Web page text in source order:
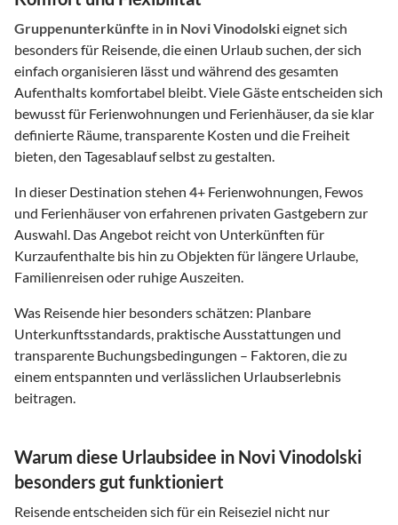
Gruppenunterkünfte in in Novi Vinodolskieignet sich
besonders für Reisende, die einen Urlaub suchen, der sich
einfach organisieren lässt und während des gesamten
Aufenthalts komfortabel bleibt. Viele Gäste entscheiden sich
bewusst für Ferienwohnungen und Ferienhäuser, da sie klar
definierte Räume, transparente Kosten und die Freiheit
bieten, den Tagesablauf selbst zu gestalten.
In dieser Destination stehen 4+ Ferienwohnungen, Fewos
und Ferienhäuser von erfahrenen privaten Gastgebern zur
Auswahl. Das Angebot reicht von Unterkünften für
Kurzaufenthalte bis hin zu Objekten für längere Urlaube,
Familienreisen oder ruhige Auszeiten.
Was Reisende hier besonders schätzen: Planbare
Unterkunftsstandards, praktische Ausstattungen und
transparente Buchungsbedingungen – Faktoren, die zu
einem entspannten und verlässlichen Urlaubserlebnis
beitragen.
Warum diese Urlaubsidee in Novi Vinodolski
besonders gut funktioniert
Reisende entscheiden sich für ein Reiseziel nicht nur